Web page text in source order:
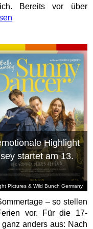
Bereits vor über
Pictures & Wild Bunch Germany
Highlight
startet am 13.
– so stellen
vor. Für die 17-
anders aus: Nach